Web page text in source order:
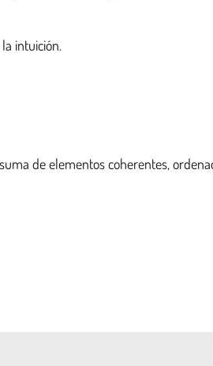
intuición.
de elementos coherentes,